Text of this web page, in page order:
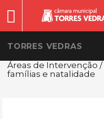
TORRES VEDRAS
Áreas de Intervenção /
famílias e natalidade